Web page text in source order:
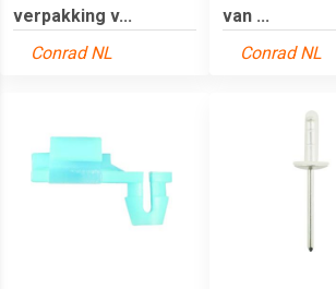
verpakking v...
Conrad NL
van ...
Conrad NL